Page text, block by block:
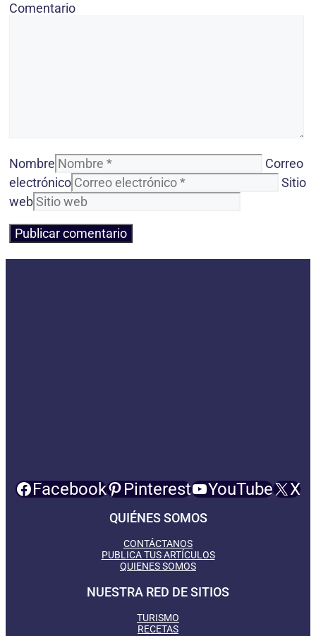
Comentario
Nombre
Correo
electrónico
Sitio
web
Facebook Pinterest YouTube X
QUIÉNES SOMOS
CONTÁCTANOS
PUBLICA TUS ARTÍCULOS
QUIENES SOMOS
NUESTRA RED DE SITIOS
TURISMO
RECETAS